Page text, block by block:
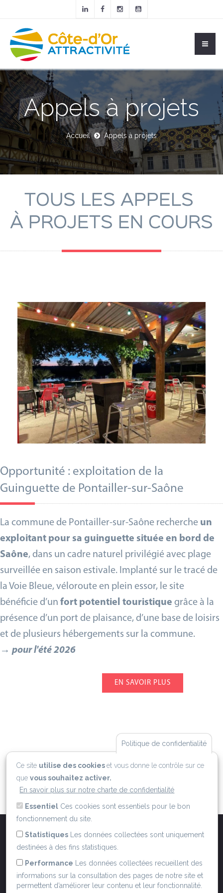
Appels à projets
Accueil Appels à projets
TOUS LES APPELS
À PROJETS EN COURS
Opportunité : exploitation de la
Guinguette de Pontailler-sur-Saône
La commune de Pontailler-sur-Saône recherche un
exploitant pour sa guinguette située en bord de
Saône, dans un cadre naturel privilégié avec plage
surveillée en saison estivale. Implanté sur le tracé de
la Voie Bleue, véloroute en plein essor, le site
bénéficie d’un fort potentiel touristique grâce à la
présence d’un port de plaisance, d’une base de loisirs
et de plusieurs hébergements sur la commune.
→ pour l'été 2026
EN SAVOIR PLUS
ACCUEIL QUI SOMMES NOUS ?
MENTIONS LÉGALES CGU POLITIQUE RGPD
POLITIQUE COOKIES
CONTACT
ROUTE DES GRANDS CRUS DE BOURGOGNE
Politique de confidentialité
Ce site utilise des cookieset vous donne le contrôle sur ce
quevous souhaitez activer.
En savoir plus sur notre charte de confidentialité
Essentiel Ces cookies sont essentiels pour le bon
fonctionnement du site.
Statistiques
Les données collectées sont uniquement
destinées à des fins statistiques.
Performance
Les données collectées recueillent des
informations sur la consultation des pages de notre site et
permettent d’améliorer leur contenu et leur fonctionnalité.